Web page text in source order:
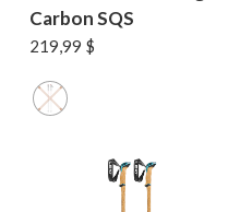
Carbon SQS
219,99 $